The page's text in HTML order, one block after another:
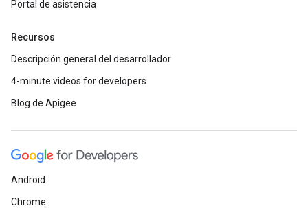
Portal de asistencia
Recursos
Descripción general del desarrollador
4-minute videos for developers
Blog de Apigee
Android
Chrome